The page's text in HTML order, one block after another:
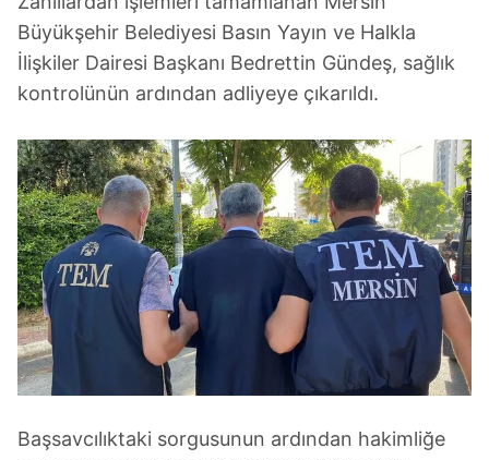
Büyükşehir Belediyesi Basın Yayın ve Halkla
İlişkiler Dairesi Başkanı Bedrettin Gündeş, sağlık
kontrolünün ardından adliyeye çıkarıldı.
Başsavcılıktaki sorgusunun ardından hakimliğe